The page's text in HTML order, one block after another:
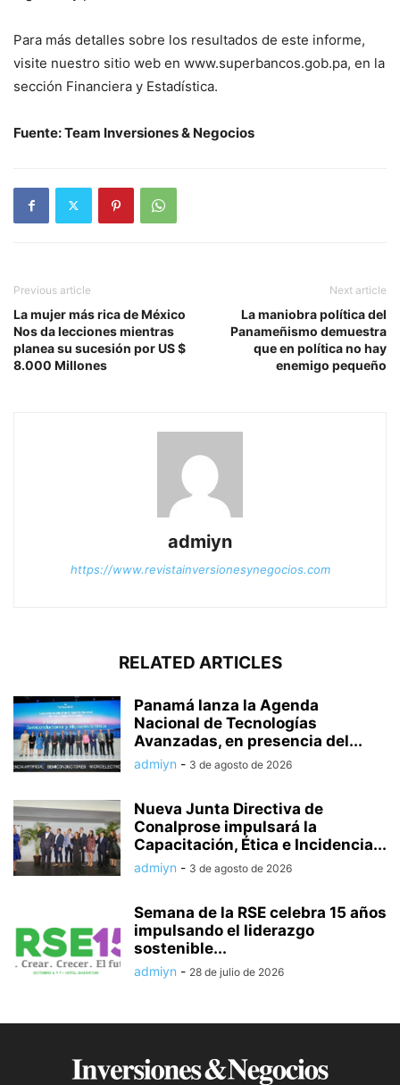
Para más detalles sobre los resultados de este informe,
visite nuestro sitio web en www.superbancos.gob.pa, en la
sección Financiera y Estadística.
Fuente: Team Inversiones & Negocios
Previous article
La mujer más rica de México
Nos da lecciones mientras
planea su sucesión por US $
8.000 Millones
Next article
La maniobra política del
Panameñismo demuestra
que en política no hay
enemigo pequeño
admiyn
https://www.revistainversionesynegocios.com
RELATED ARTICLES
Panamá lanza la Agenda
Nacional de Tecnologías
Avanzadas, en presencia del...
admiyn - 3 de agosto de 2026
Nueva Junta Directiva de
Conalprose impulsará la
Capacitación, Ética e Incidencia...
admiyn - 3 de agosto de 2026
Semana de la RSE celebra 15 años
impulsando el liderazgo
sostenible...
admiyn - 28 de julio de 2026